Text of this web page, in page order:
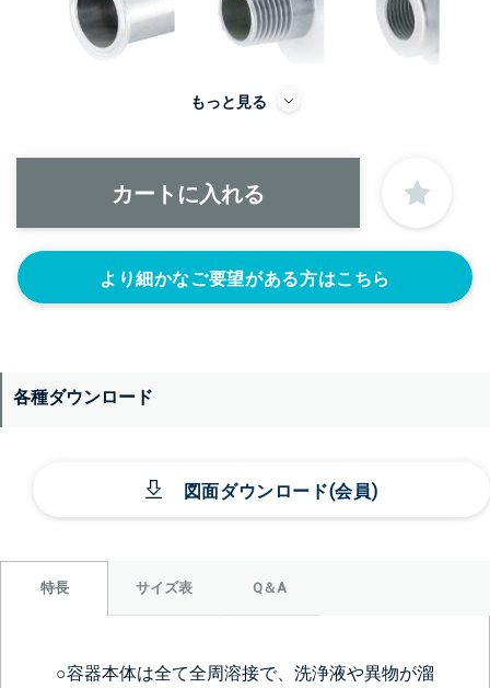
正面側の下部にノズルをつける
ニップル
1/4’(+22440円)
ニップル
3/8’(+22440円)
ニップル
1/2’(+22440円)
ヘルール
もっと見る
より細かなご要望がある方はこちら
各種ダウンロード
図面ダウンロード(会員)
特長 サイズ表 Q＆A
○容器本体は全て全周溶接で、洗浄液や異物が溜